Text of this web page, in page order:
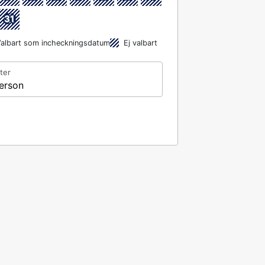
31
som incheckningsdatum Ej valbart